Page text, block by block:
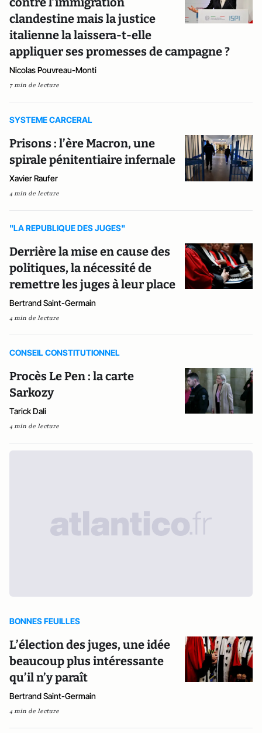
clandestine mais la justice
italienne la laissera-t-elle
appliquer ses promesses de campagne ?
Nicolas Pouvreau-Monti
7 min de lecture
SYSTEME CARCERAL
Prisons : l’ère Macron, une
spirale pénitentiaire infernale
Xavier Raufer
4 min de lecture
"LA REPUBLIQUE DES JUGES"
Derrière la mise en cause des
politiques, la nécessité de
remettre les juges à leur place
Bertrand Saint-Germain
4 min de lecture
CONSEIL CONSTITUTIONNEL
Procès Le Pen : la carte
Sarkozy
Tarick Dali
4 min de lecture
BONNES FEUILLES
L’élection des juges, une idée
beaucoup plus intéressante
qu’il n’y paraît
Bertrand Saint-Germain
4 min de lecture